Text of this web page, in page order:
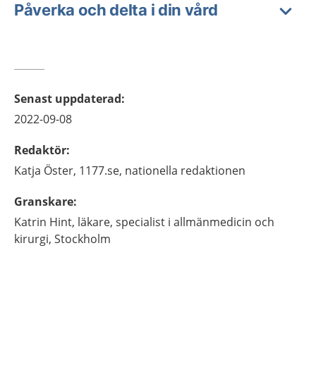
Påverka och delta i din vård
Senast uppdaterad:
2022-09-08
Redaktör:
Katja Öster, 1177.se, nationella redaktionen
Granskare:
Katrin Hint, läkare, specialist i allmänmedicin och
kirurgi, Stockholm